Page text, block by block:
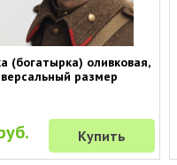
(богатырка) оливковая,
размер
Купить